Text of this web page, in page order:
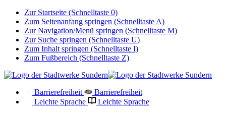
Zur Startseite (Schnelltaste 0)
Zum Seitenanfang springen (Schnelltaste A)
Zur Navigation/Menü springen (Schnelltaste M)
Zur Suche springen (Schnelltaste U)
Zum Inhalt springen (Schnelltaste I)
Zum Fußbereich (Schnelltaste Z)
Barrierefreiheit
Barrierefreiheit
Leichte Sprache
Leichte Sprache